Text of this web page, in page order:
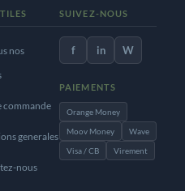
nos
commande
generales
nous
SUIVEZ-NOUS
f in W
PAIEMENTS
Orange Money
Moov Money
Wave
Visa / CB
Virement